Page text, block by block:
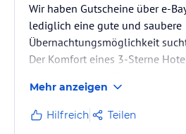
Wir haben Gutscheine über e-
lediglich eine gute und saubere
Übernachtungsmöglichkeit
Der Komfort eines 3-Sterne
Ausblick auf den Wildstrubel im
der Kat. 2 nach hinten zur
empfehlen. Frühstück: gut und
Mehr anzeigen
Hilfreich Teilen